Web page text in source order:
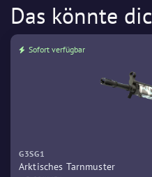
Das könnte
Sofort verfügbar
G3SG1
Arktisches Tarnmuster